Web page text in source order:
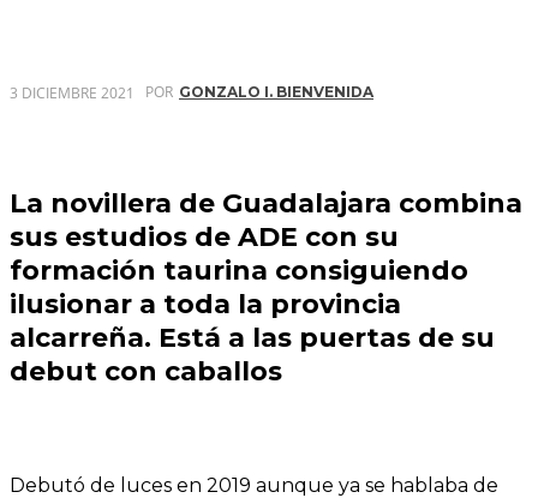
3 DICIEMBRE 2021 POR GONZALO I. BIENVENIDA
La novillera de Guadalajara combina
sus estudios de ADE con su
formación taurina consiguiendo
ilusionar a toda la provincia
alcarreña. Está a las puertas de su
debut con caballos
Debutó de luces en 2019 aunque ya se hablaba de